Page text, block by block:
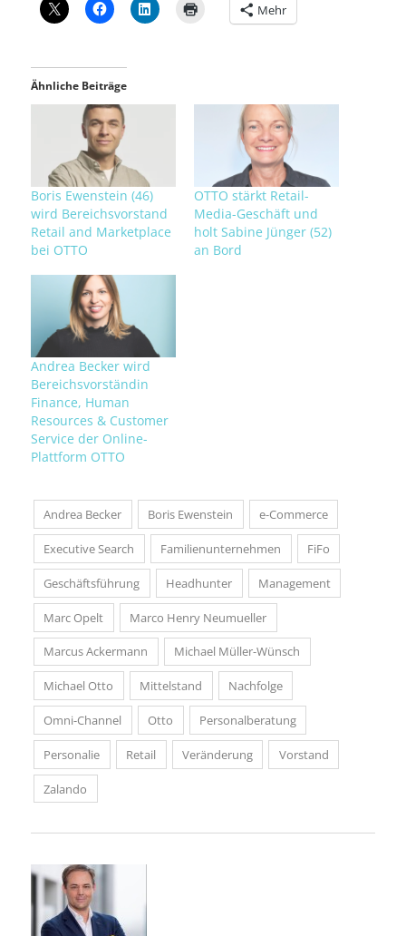
Mehr
Ähnliche Beiträge
Boris Ewenstein (46)
wird Bereichsvorstand
Retail and Marketplace
bei OTTO
OTTO stärkt Retail-
Media-Geschäft und
holt Sabine Jünger (52)
an Bord
Andrea Becker wird
Bereichsvorständin
Finance, Human
Resources & Customer
Service der Online-
Plattform OTTO
Andrea Becker Boris Ewenstein e-Commerce
Executive Search Familienunternehmen FiFo
Geschäftsführung Headhunter Management
Marc Opelt Marco Henry Neumueller
Marcus Ackermann Michael Müller-Wünsch
Michael Otto Mittelstand Nachfolge
Omni-Channel Otto Personalberatung
Personalie Retail Veränderung Vorstand
Zalando